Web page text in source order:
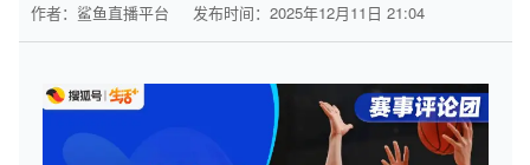
作者：鲨鱼直播平台 发布时间：2025年12月11日 21:04